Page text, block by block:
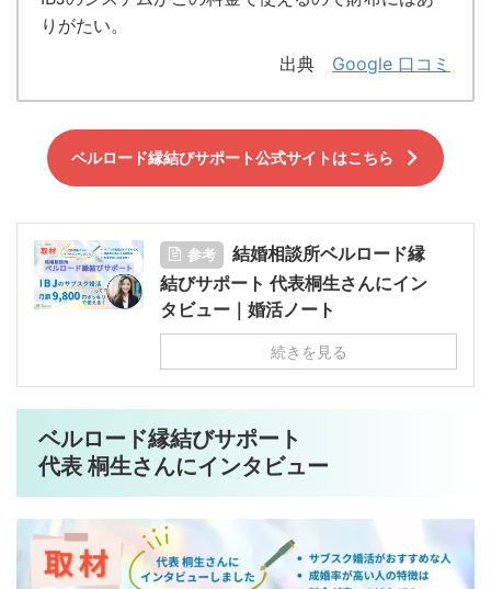
りがたい。
出典 Google 口コミ
ベルロード縁結びサポート公式サイトはこちら
参考
結婚相談所ベルロード縁
結びサポート 代表桐生さんにイン
タビュー｜婚活ノート
続きを見る
ベルロード縁結びサポート
代表 桐生さんにインタビュー